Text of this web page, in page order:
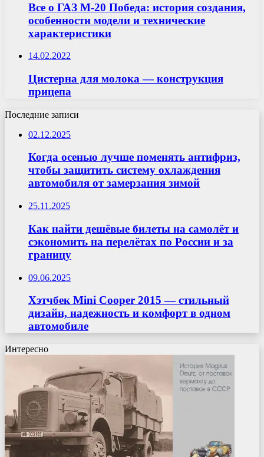
Все о ГАЗ М-20 Победа: история создания,
особенности модели и технические
характеристики
14.02.2022
Цистерна для молока — конструкция
прицепа
Последние записи
02.12.2025
Когда осенью лучше поменять антифриз,
чтобы защитить систему охлаждения
автомобиля от замерзания зимой
25.11.2025
Как найти дешёвые билеты на самолёт и
сэкономить на перелётах по России и за
границу
09.06.2025
Хэтчбек Mini Cooper 2015 — стильный
дизайн, надежность и комфорт в одном
автомобиле
Интересно